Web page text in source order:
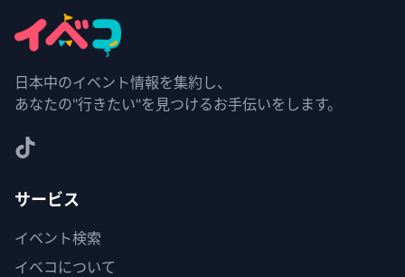
日本中のイベント情報を集約し、
あなたの"行きたい"を見つけるお手伝いをします。
サービス
イベント検索
イベコについて